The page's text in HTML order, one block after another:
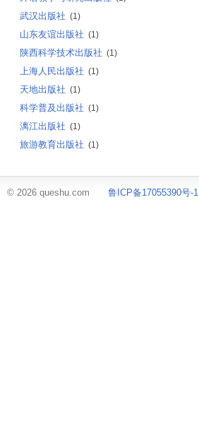
武汉出版社 (1)
山东友谊出版社 (1)
陕西科学技术出版社 (1)
上海人民出版社 (1)
天地出版社 (1)
科学普及出版社 (1)
漓江出版社 (1)
旅游教育出版社 (1)
© 2026 queshu.com 鲁ICP备17055390号-1